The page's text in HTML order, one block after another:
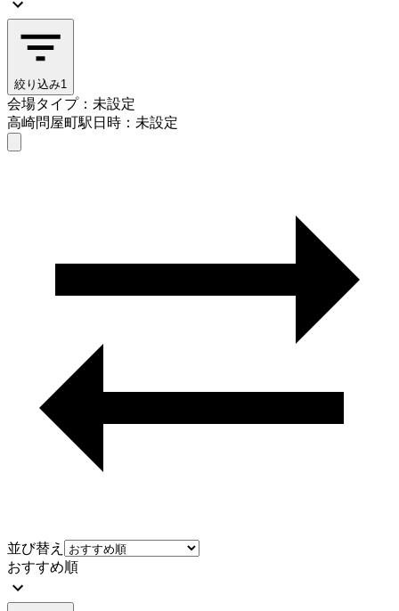
絞り込み1
会場タイプ：未設定
高崎問屋町駅日時：未設定
並び替え
おすすめ順